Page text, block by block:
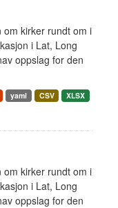
om kirker rundt om i
i Lat, Long
oppslag for den
yaml CSV
XLSX
om kirker rundt om i
i Lat, Long
oppslag for den